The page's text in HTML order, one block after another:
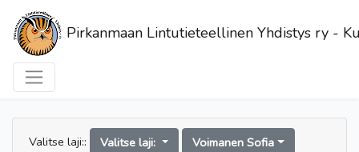
Pirkanmaan Lintutieteellinen Yhdistys ry -
Valitse laji:: Valitse laji:
Voimanen Sofia